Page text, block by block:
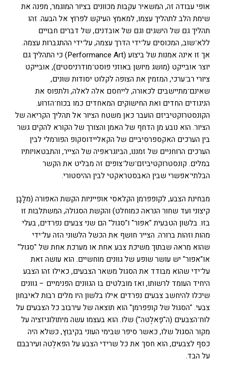
אופי עבודה זה, המשאיר עקבות מכוונים בציור המוגמר, מפנה את
שימת הלב לתהליך עצמו, למאמץ העיקש לפרוץ אל הבעה. זהו
תהליך גם של הישגים וגם של אובדנים, של דברים חבויים
ללא־שוב, המכוסים על־ידי הדרך עצמה, על־ידי ההתגברות עצמה.
אך זו אינה אמנות של ביצוע (Performance Art) כי התהליך גם
יוצר אובייקט (מושג מיושן באוזני פוסט־מודרניסטים), אובייקט
ציורי רב־ערכי, המזמין את הצופה לקלוט יסודות שונים,
שאינם־מתיישבים לכאורה, לייחסם אלה לאלה, ולתפוס את
הניגודים החדים ואת החישוקים המאחדים כמו בכוח־הזרוע.
הקונסטרוקטיביזם הועבר כאן משטח הציור אל תהליך הקריאה של
הציור. הוא נובע מן הדחף של האמן והצורך של הקורא להקים גשר
בין הערכים האקספרסיביים של הקאליידוסקופ הפורמלי לבין
הערכים הרוחניים של זמננו, הביוגראפיה של הצייר, והתבטאויותיו
במלים. קונסטרוקטיביזם־של־צופים זה מבליט את הקשר
הבלתי־אפשרי שבין האבסטראקטי לבין ההיסטורי.
מבחינת הצבע, לקופפרמן הקלאסי אופייניות הקשת האפורה (מלָבָן
קיצוני ועד שחור הנראה כמוחלט) והקשת הסגולה, המשתלבות זו
בזו. בלשון הטבעית "אפור" ו"סגול" הם שני צבעים נפרדים, בעלי
מהות וזהות ברורה. הצייר חושף את הכשל הלשוני הזה על־ידי
שהוא מראה שבתוך משיכת צבע אחת או מערכת אחת של "סגול"
או"אפור" יש עושר שופע של גוונים מוחשיים. הוא עושה זאת
על־ידי שהוא מבודד את הסגול משאר הצבעים, כאילו זהו הצבע
היחיד העומד לרשותו, ואז מובלטים בו הגוונים הפנימיים – גוונים
שיכלו להיחשב צבעים נפרדים אילו בלשון היו מלים רבות לאיבחון
צבעי. "הסגול של קופפרמן" הוא תוצאה של עירבוב כל הצבעים על
לוח־הצבעים (ה"פַאלֶטה") שלו. הוא בעצמו עשה מיתולוגיזציה על
מקור הסגול שלו, כאשר סיפר שבימי העוני בקיבוץ, כשלא היה
כסף לצבעים, הוא חסך את כל שרידי הצבע על הפאלֶטה ועירבבם
על הבד.